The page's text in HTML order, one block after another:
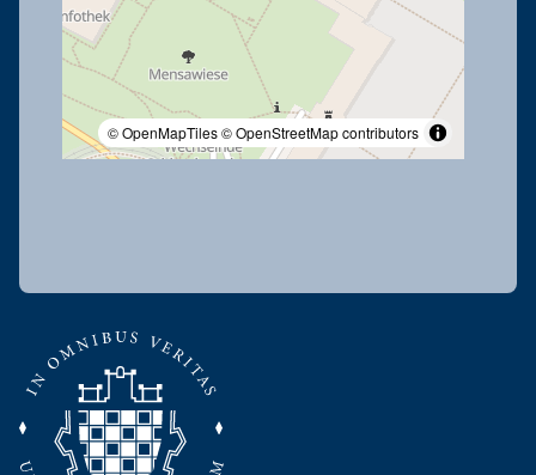
© OpenMapTiles© OpenStreetMap contributors